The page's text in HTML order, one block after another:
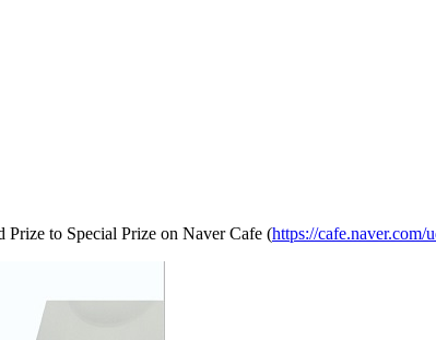
Prize to Special Prize on Naver Cafe (https://cafe.naver.com/